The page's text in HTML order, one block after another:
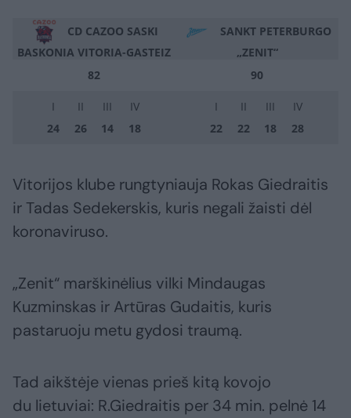
CD CAZOO SASKI
BASKONIA VITORIA-GASTEIZ
SANKT PETERBURGO
„ZENIT“
82
90
I II III
IV
24
26 14 18
I II III
IV
22
22 18 28
Vitorijos klube rungtyniauja Rokas Giedraitis
ir Tadas Sedekerskis, kuris negali žaisti dėl
koronaviruso.
„Zenit“ marškinėlius vilki Mindaugas
Kuzminskas ir Artūras Gudaitis, kuris
pastaruoju metu gydosi traumą.
Tad aikštėje vienas prieš kitą kovojo
du lietuviai: R.Giedraitis per 34 min. pelnė 14